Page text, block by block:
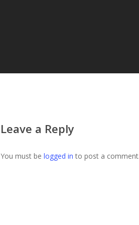
Leave a Reply
You must be logged in to post a comment.